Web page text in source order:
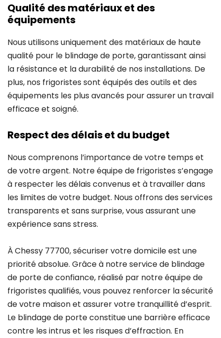
Qualité des matériaux et des
équipements
Nous utilisons uniquement des matériaux de haute
qualité pour le blindage de porte, garantissant ainsi
la résistance et la durabilité de nos installations. De
plus, nos frigoristes sont équipés des outils et des
équipements les plus avancés pour assurer un travail
efficace et soigné.
Respect des délais et du budget
Nous comprenons l’importance de votre temps et
de votre argent. Notre équipe de frigoristes s’engage
à respecter les délais convenus et à travailler dans
les limites de votre budget. Nous offrons des services
transparents et sans surprise, vous assurant une
expérience sans stress.
À Chessy 77700, sécuriser votre domicile est une
priorité absolue. Grâce à notre service de blindage
de porte de confiance, réalisé par notre équipe de
frigoristes qualifiés, vous pouvez renforcer la sécurité
de votre maison et assurer votre tranquillité d’esprit.
Le blindage de porte constitue une barrière efficace
contre les intrus et les risques d’effraction. En